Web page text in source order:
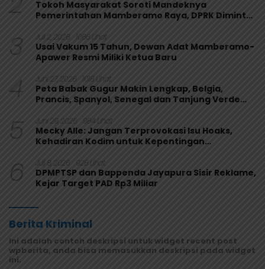
Tokoh Masyarakat Soroti Mandeknya
Pemerintahan Mamberamo Raya, DPRK Diminta
3 Juli 2, 2026 1066 Lihat
Usai Vakum 15 Tahun, Dewan Adat Mamberamo-
Apawer Resmi Miliki Ketua Baru
4 Juni 27, 2026 1018 Lihat
Peta Babak Gugur Makin Lengkap, Belgia,
Prancis, Spanyol, Senegal dan Tanjung Verde
5 Juni 29, 2026 984 Lihat
Mecky Alle: Jangan Terprovokasi Isu Hoaks,
Kehadiran Kodim untuk Kepentingan
6 Juli 8, 2026 928 Lihat
DPMPTSP dan Bappenda Jayapura Sisir Reklame,
Kejar Target PAD Rp3 Miliar
Berita Kriminal
Ini adalah contoh deskripsi untuk widget recent post
wpberita, anda bisa memasukkan deskripsi pada widget
ini.